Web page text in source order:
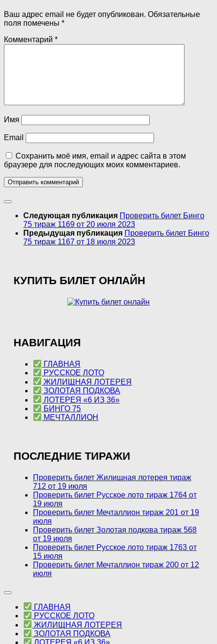
Ваш адрес email не будет опубликован. Обязательные
поля помечены *
Комментарий *
Имя
Email
Сохранить моё имя, email и адрес сайта в этом
браузере для последующих моих комментариев.
Следующая публикация Проверить билет Бинго
75 тираж 1169 от 20 июля 2023
Предыдущая публикация Проверить билет Бинго
75 тираж 1167 от 18 июля 2023
КУПИТЬ БИЛЕТ ОНЛАЙН
НАВИГАЦИЯ
ГЛАВНАЯ
РУССКОЕ ЛОТО
ЖИЛИЩНАЯ ЛОТЕРЕЯ
ЗОЛОТАЯ ПОДКОВА
ЛОТЕРЕЯ «6 ИЗ 36»
БИНГО 75
МЕЧТАЛЛИОН
ПОСЛЕДНИЕ ТИРАЖИ
Проверить билет Жилищная лотерея тираж
712 от 19 июля
Проверить билет Русское лото тираж 1764 от
19 июля
Проверить билет Мечталлион тираж 201 от 19
июля
Проверить билет Золотая подкова тираж 568
от 19 июля
Проверить билет Русское лото тираж 1763 от
15 июля
Проверить билет Мечталлион тираж 200 от 12
июля
ГЛАВНАЯ
РУССКОЕ ЛОТО
ЖИЛИЩНАЯ ЛОТЕРЕЯ
ЗОЛОТАЯ ПОДКОВА